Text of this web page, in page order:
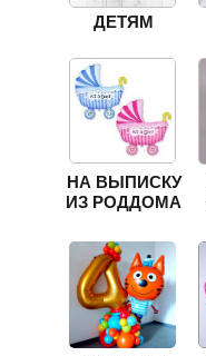
ДЕТЯМ
НА ВЫПИСКУ
ИЗ РОДДОМА